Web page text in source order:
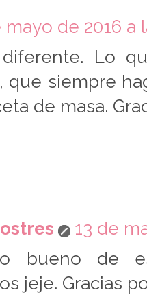
mayo de 2016 a
Lo
que siempre
de masa.
13 de
bueno de
jeje. Gracias